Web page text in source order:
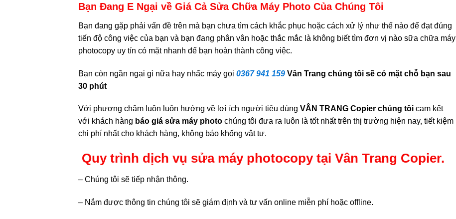
Bạn Đang E Ngại về Giá Cả Sửa Chữa Máy Photo Của Chúng Tôi
Bạn đang gặp phải vấn đề trên mà bạn chưa tìm cách khắc phục hoặc cách xử lý như thế nào để đạt đúng
tiến độ công việc của bạn và bạn đang phân vân hoặc thắc mắc là không biết tìm đơn vị nào sữa chữa máy
photocopy uy tín có mặt nhanh để bạn hoàn thành công việc.
Bạn còn ngần ngại gì nữa hay nhấc máy gọi 0367 941 159 Vân Trang chúng tôi sẽ có mặt chỗ bạn sau
30 phút
Với phương châm luôn luôn hướng về lợi ích người tiêu dùng VÂN TRANG Copier chúng tôi cam kết
với khách hàng báo giá sửa máy photo chúng tôi đưa ra luôn là tốt nhất trên thị trường hiện nay, tiết kiệm
chi phí nhất cho khách hàng, không báo khống vật tư.
Quy trình dịch vụ sửa máy photocopy tại Vân Trang Copier.
– Chúng tôi sẽ tiếp nhận thông.
– Nắm được thông tin chúng tôi sẽ giám định và tư vấn online miễn phí hoặc offline.